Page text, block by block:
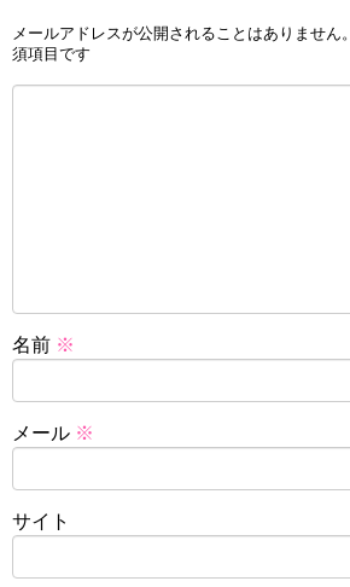
メールアドレスが公開されることはありません。
須項目です
名前 ※
メール ※
サイト